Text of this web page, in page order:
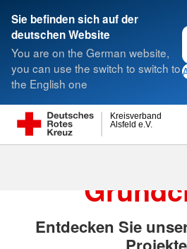
Sie befinden sich auf der
deutschen Website
You are on the German website,
you can use the switch to switch to
the English one
Alsfeld e.V.
Kreisverband
Suche
Gründchen
Entdecken Sie